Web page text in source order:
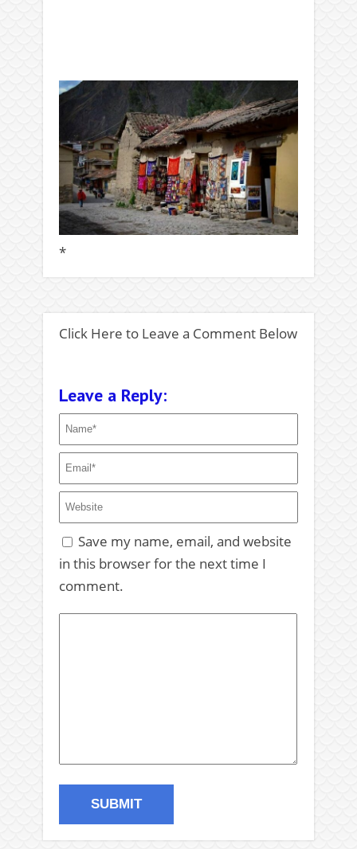
*
Click Here to Leave a Comment Below
Leave a Reply:
Save my name, email, and website
in this browser for the next time I
comment.